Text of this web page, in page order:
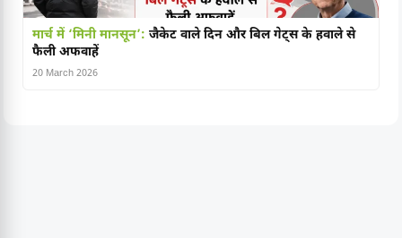
मार्च में ‘मिनी मानसून’: जैकेट वाले दिन और बिल गेट्स के हवाले से
फैली अफवाहें
20 March 2026